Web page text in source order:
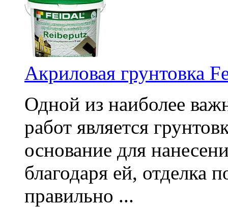
Акриловая грунтовка
Одной из наиболее
работ является
основание для
благодаря ей, отделка
правильно ...